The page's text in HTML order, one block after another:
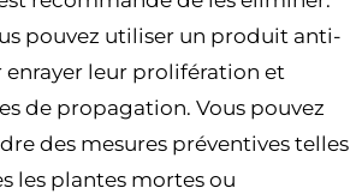
pouvez utiliser un produit anti-
enrayer leur prolifération et
de propagation. Vous pouvez
des mesures préventives telles
les plantes mortes ou